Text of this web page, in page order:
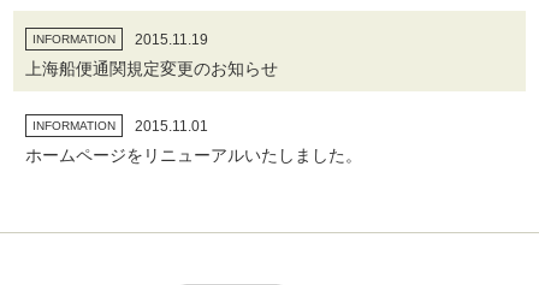
INFORMATION 2015.11.19
上海船便通関規定変更のお知らせ
INFORMATION 2015.11.01
ホームページをリニューアルいたしました。